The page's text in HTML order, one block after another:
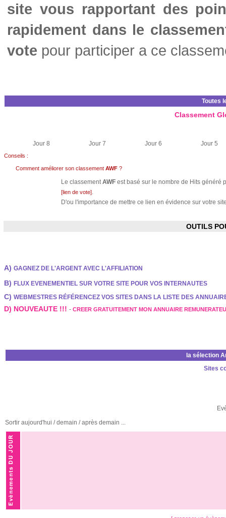
site vous rapportant des
rapidement dans le
vote pour participer a ce
Toutes
Classement
Jour 8 Jour 7 Jour 6 Jour 5
Conseils :
Comment améliorer son classement AWF ?
Le classementAWF est basé sur le nombre de Hits généré
[lien de vote].
D'ou l'importance de mettre ce lien en évidence sur votre
OUTILS
A) GAGNEZ DE L'ARGENT AVEC L'AFFILIATION
B) FLUX EVENEMENTIEL SUR VOTRE SITE POUR VOS INTERNAUTES
C) WEBMESTRES RÉFÉRENCEZ VOS SITES DANS LA LISTE DES
D) NOUVEAUTE !!! - CREER GRATUITEMENT MON ANNUAIRE
la sélection
Sites
Sortir aujourd'hui / demain / après demain ...